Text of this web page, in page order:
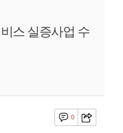
스 실증사업 수
0